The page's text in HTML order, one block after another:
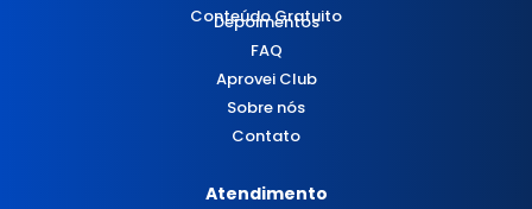
Conteúdo Gratuito
Depoimentos
FAQ
Aprovei Club
Sobre nós
Contato
Atendimento